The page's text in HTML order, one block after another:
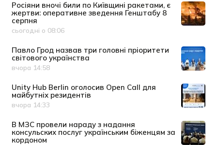
Росіяни вночі били по Київщині ракетами, є
жертви: оперативне зведення Генштабу 8
серпня
Дата публікації
сьогодні о 08:06
Павло Грод назвав три головні пріоритети
світового українства
Дата публікації
вчора 14:58
Unity Hub Berlin оголосив Open Call для
майбутніх резидентів
Дата публікації
вчора 14:33
В МЗС провели нараду з надання
консульских послуг українським біженцям за
кордоном